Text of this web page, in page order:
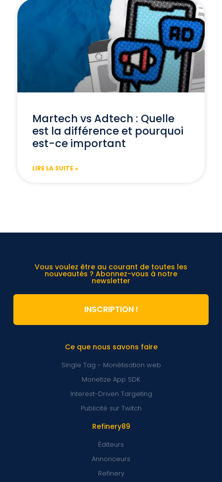
Martech vs Adtech : Quelle
est la différence et pourquoi
est-ce important
LIRE LA SUITE »
Refinery89
Éditeurs
Annonceurs
Refinery
Ce que nous savons faire
Single Tag - Monétisation web
Monetize App SDK
Interest-Driven Targeting
Publicité sur Twitch
Vous voulez être au courant de toutes les
nouveautés ? Abonnez-vous à notre
newsletter
INSCRIPTION !